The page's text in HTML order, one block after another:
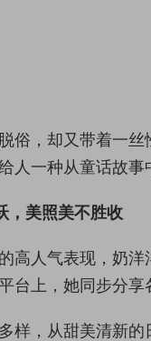
俗，却又带着一
人一种从童话故事
，美照美不胜收
高人气表现，奶
台上，她同步分享
样，从甜美清新